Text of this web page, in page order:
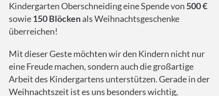
Kindergarten Oberschneiding eine Spende von 500 €
sowie150 Blöckenals Weihnachtsgeschenke
überreichen!
Mit dieser Geste möchten wir den Kindern nicht nur
eine Freude machen, sondern auch die großartige
Arbeit des Kindergartens unterstützen. Gerade in der
Weihnachtszeit ist es uns besonders wichtig,